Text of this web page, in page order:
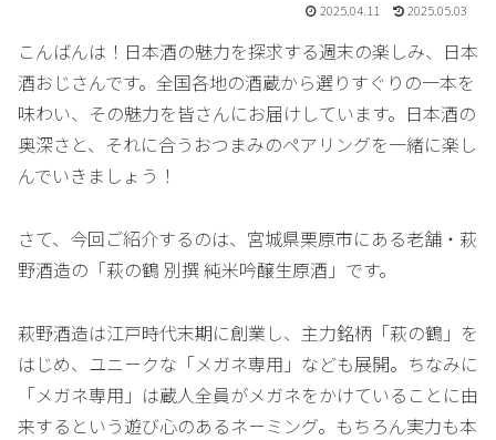
2025.04.11 2025.05.03
こんばんは！日本酒の魅力を探求する週末の楽しみ、日本
酒おじさんです。全国各地の酒蔵から選りすぐりの一本を
味わい、その魅力を皆さんにお届けしています。日本酒の
奥深さと、それに合うおつまみのペアリングを一緒に楽し
んでいきましょう！
さて、今回ご紹介するのは、宮城県栗原市にある老舗・萩
野酒造の「萩の鶴 別撰 純米吟醸生原酒」です。
萩野酒造は江戸時代末期に創業し、主力銘柄「萩の鶴」を
はじめ、ユニークな「メガネ専用」なども展開。ちなみに
「メガネ専用」は蔵人全員がメガネをかけていることに由
来するという遊び心のあるネーミング。もちろん実力も本